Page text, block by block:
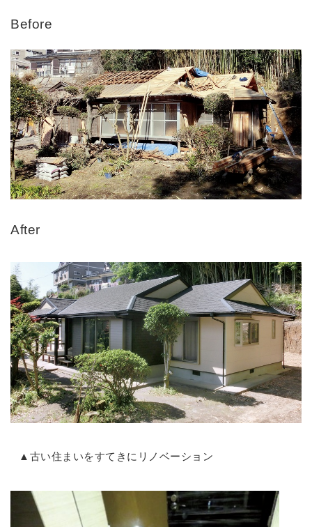
Before
After
▲古い住まいをすてきにリノベーション